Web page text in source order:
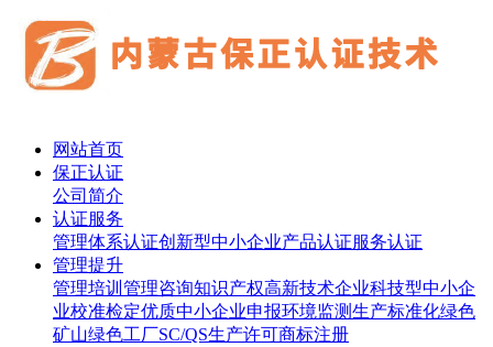
网站首页
保正认证
公司简介
认证服务
管理体系认证创新型中小企业产品认证服务认证
管理提升
管理培训 管理咨询知识产权高新技术企业科技型中小企
业校准检定优质中小企业申报环境监测生产标准化绿色
矿山绿色工厂SC/QS生产许可商标注册